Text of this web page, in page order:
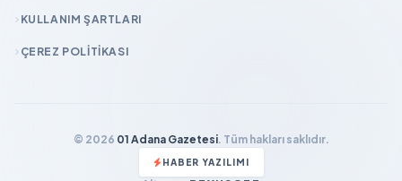
KULLANIM ŞARTLARI
ÇEREZ POLITIKASI
© 2026 01 Adana Gazetesi. Tüm hakları saklıdır.
HABER YAZILIMI